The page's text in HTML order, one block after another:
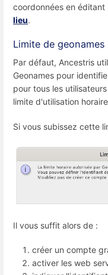
coordonnées en
lieu.
Limite de
Par défaut, Ancestris
Geonames pour
pour tous les
limite d'utilisation
Si vous subissez cette
Il vous suffit alors de :
créer un compte
activer les web